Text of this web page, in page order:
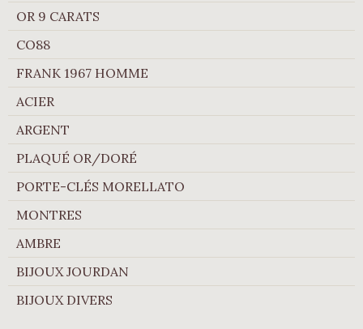
OR 9 CARATS
CO88
FRANK 1967 HOMME
ACIER
ARGENT
PLAQUÉ OR/DORÉ
PORTE-CLÉS MORELLATO
MONTRES
AMBRE
BIJOUX JOURDAN
BIJOUX DIVERS